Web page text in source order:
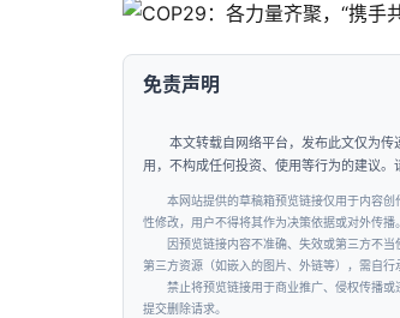
免责声明
本文转载自网络平台，发布此文仅为
用，不构成任何投资、使用等行为的建议
本网站提供的草稿箱预览链接仅用于内容
性修改，用户不得将其作为决策依据或对外传播。
因预览链接内容不准确、失效或第三方不
第三方资源（如嵌入的图片、外链等），需自行
禁止将预览链接用于商业推广、侵权传播
提交删除请求。